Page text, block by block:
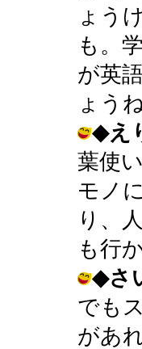
ょう
も。
が英
ょう
◆え
葉使
モノ
り、
も行
◆さ
でも
があ